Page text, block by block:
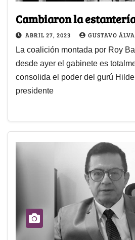
Cambiaron la
ABRIL 27, 2023 GUSTAVO
La coalición montada por Roy
desde ayer el gabinete es
consolida el poder del gurú
presidente